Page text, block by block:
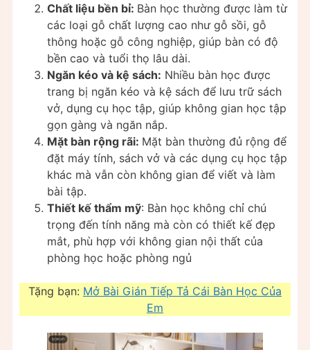
Chất liệu bền bỉ: Bàn học thường được làm từ
các loại gỗ chất lượng cao như gỗ sồi, gỗ
thông hoặc gỗ công nghiệp, giúp bàn có độ
bền cao và tuổi thọ lâu dài.
Ngăn kéo và kệ sách: Nhiều bàn học được
trang bị ngăn kéo và kệ sách để lưu trữ sách
vở, dụng cụ học tập, giúp không gian học tập
gọn gàng và ngăn nắp.
Mặt bàn rộng rãi: Mặt bàn thường đủ rộng để
đặt máy tính, sách vở và các dụng cụ học tập
khác mà vẫn còn không gian để viết và làm
bài tập.
Thiết kế thẩm mỹ: Bàn học không chỉ chú
trọng đến tính năng mà còn có thiết kế đẹp
mắt, phù hợp với không gian nội thất của
phòng học hoặc phòng ngủ
Tặng bạn: Mở Bài Gián Tiếp Tả Cái Bàn Học Của
Em